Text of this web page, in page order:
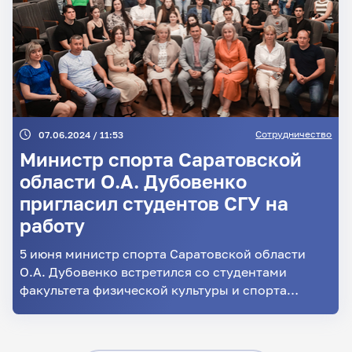
07.06.2024 / 11:53 Сотрудничество
Министр спорта Саратовской
области О.А. Дубовенко
пригласил студентов СГУ на
работу
5 июня министр спорта Саратовской области
О.А. Дубовенко встретился со студентами
факультета физической культуры и спорта